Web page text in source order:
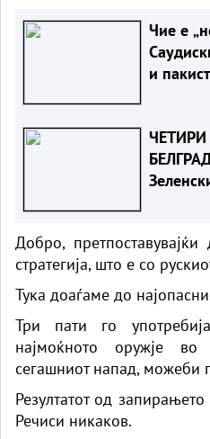
Чие е
и
Добро,
стратегија, што е со
Тука доаѓаме до
Три пати го
најмоќното оружје
сегашниот напад, можеби
Резултатот од
Речиси никаков.